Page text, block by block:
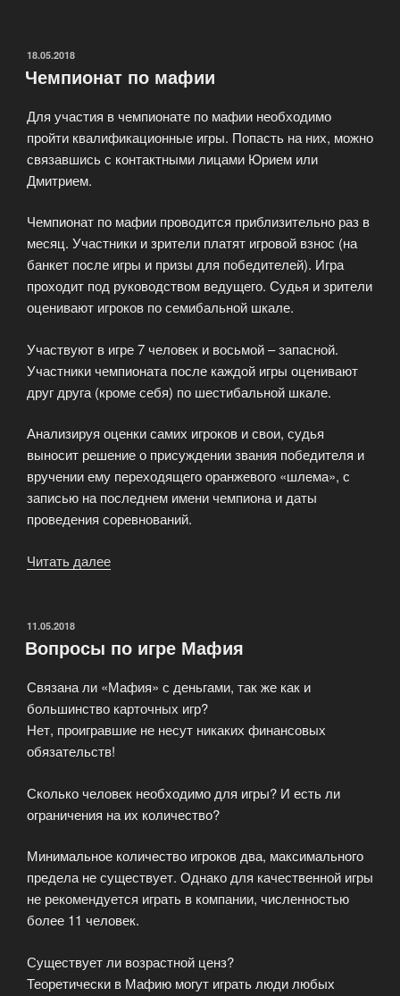
ОПУБЛИКОВАНО
18.05.2018
Чемпионат по мафии
Для участия в чемпионате по мафии необходимо
пройти квалификационные игры. Попасть на них, можно
связавшись с контактными лицами Юрием или
Дмитрием.
Чемпионат по мафии проводится приблизительно раз в
месяц. Участники и зрители платят игровой взнос (на
банкет после игры и призы для победителей). Игра
проходит под руководством ведущего. Судья и зрители
оценивают игроков по семибальной шкале.
Участвуют в игре 7 человек и восьмой – запасной.
Участники чемпионата после каждой игры оценивают
друг друга (кроме себя) по шестибальной шкале.
Анализируя оценки самих игроков и свои, судья
выносит решение о присуждении звания победителя и
вручении ему переходящего оранжевого «шлема», с
записью на последнем имени чемпиона и даты
проведения соревнований.
Читать далее
ОПУБЛИКОВАНО
11.05.2018
Вопросы по игре Мафия
Связана ли «Мафия» с деньгами, так же как и
большинство карточных игр?
Нет, проигравшие не несут никаких финансовых
обязательств!
Сколько человек необходимо для игры? И есть ли
ограничения на их количество?
Минимальное количество игроков два, максимального
предела не существует. Однако для качественной игры
не рекомендуется играть в компании, численностью
более 11 человек.
Существует ли возрастной ценз?
Теоретически в Мафию могут играть люди любых